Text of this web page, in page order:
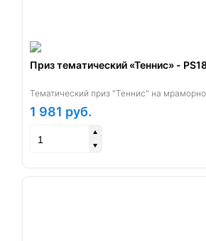
Приз тематический «Теннис» -
Тематический приз "Теннис" на
1 981 руб.